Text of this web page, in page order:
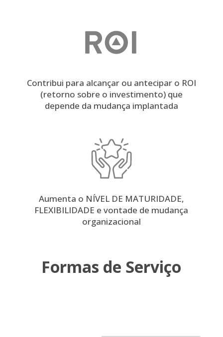
Contribui para alcançar ou antecipar o ROI
(retorno sobre o investimento) que
depende da mudança implantada
Aumenta o NÍVEL DE MATURIDADE,
FLEXIBILIDADE e vontade de mudança
organizacional
Formas de Serviço